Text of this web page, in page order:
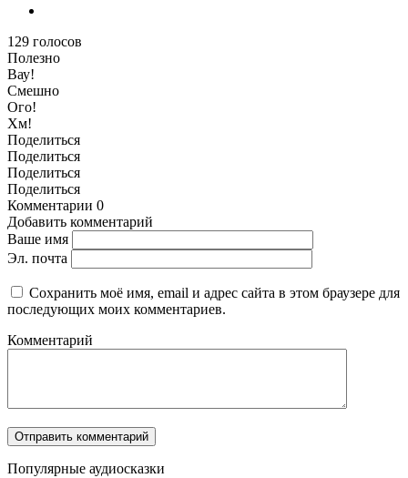
129 голосов
Полезно
Вау!
Смешно
Ого!
Хм!
Поделиться
Поделиться
Поделиться
Поделиться
Комментарии 0
Добавить комментарий
Ваше имя
Эл. почта
Сохранить моё имя, email и адрес сайта в этом браузере для
последующих моих комментариев.
Комментарий
Популярные аудиосказки